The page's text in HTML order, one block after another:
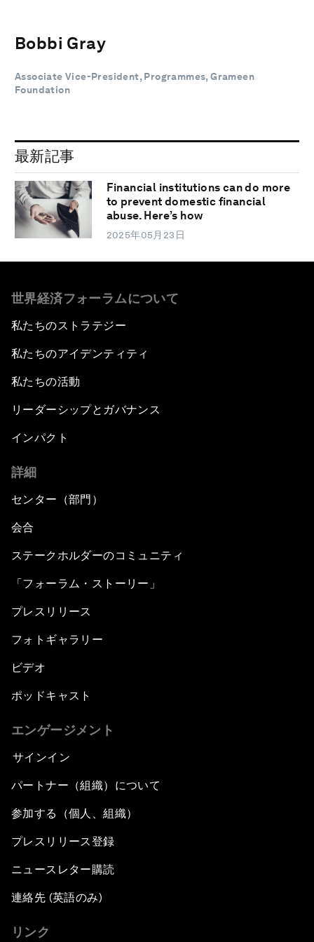
Bobbi Gray
Associate Vice-President, Programmes, Grameen
Foundation
最新記事
Financial institutions can do more
to prevent domestic financial
abuse. Here’s how
2025年05月23日
世界経済フォーラムについて
私たちのストラテジー
私たちのアイデンティティ
私たちの活動
リーダーシップとガバナンス
インパクト
詳細
センター（部門）
会合
ステークホルダーのコミュニティ
「フォーラム・ストーリー」
プレスリリース
フォトギャラリー
ビデオ
ポッドキャスト
エンゲージメント
サインイン
パートナー（組織）について
参加する（個人、組織）
プレスリリース登録
ニュースレター購読
連絡先 (英語のみ)
リンク